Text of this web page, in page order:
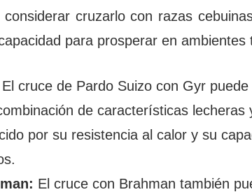
considerar cruzarlo con razas
para prosperar en
El cruce de Pardo Suizo con Gyr
de características
por su resistencia al calor y su
El cruce con Brahman también